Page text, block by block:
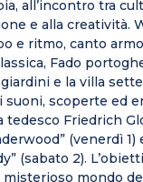
all’incontro tra
e alla creatività.
e ritmo, canto
Fado
e la villa
scoperte ed
tedesco Friedrich
(venerdì
(sabato 2).
mondo